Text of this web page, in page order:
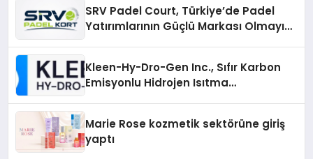
SRV Padel Court, Türkiye’de Padel
Yatırımlarının Güçlü Markası Olmayı
Kleen-Hy-Dro-Gen Inc., Sıfır Karbon
Emisyonlu Hidrojen Isıtma
Marie Rose kozmetik sektörüne giriş
yaptı